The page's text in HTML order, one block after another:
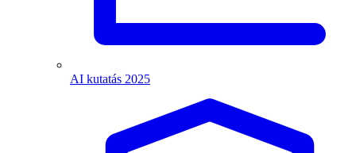
AI kutatás 2025